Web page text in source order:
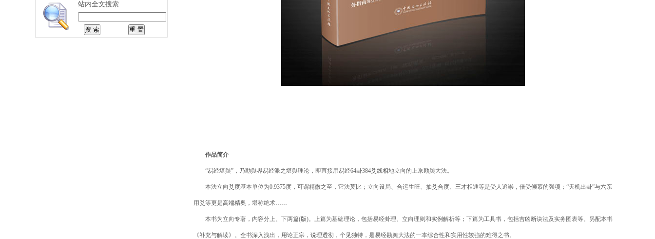
站内全文搜索
作品简介
“易经堪舆”，乃勘舆界易经派之堪舆理论，即直接用易经64卦384爻线相地立向的上乘勘舆大法。
本法立向爻度基本单位为0.9375度，可谓精微之至，它法莫比；立向设局、合运生旺、抽爻合度、三才相通等是受人追崇，倍受倾慕的强项； “天机出卦”与六亲
用爻等更是高端精奥，堪称绝术……
本书为立向专著，内容分上、下两篇(版)。上篇为基础理论，包括易经卦理、立向理则和实例解析等；下篇为工具书，包括吉凶断诀法及实务图表等。另配本书
《补充与解读》。全书深入浅出，用论正宗，说理透彻，个见独特，是易经勘舆大法的一本综合性和实用性较強的难得之书。